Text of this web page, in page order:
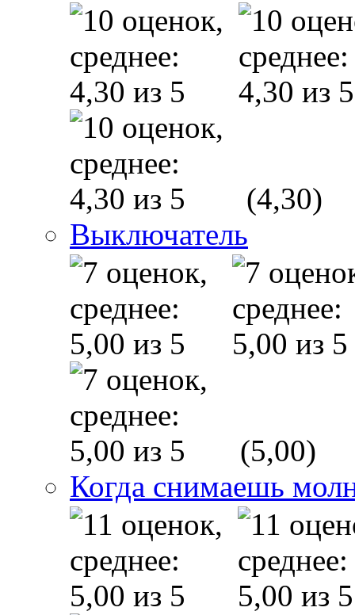
(4,30)
Выключатель
(5,00)
Когда снимаешь